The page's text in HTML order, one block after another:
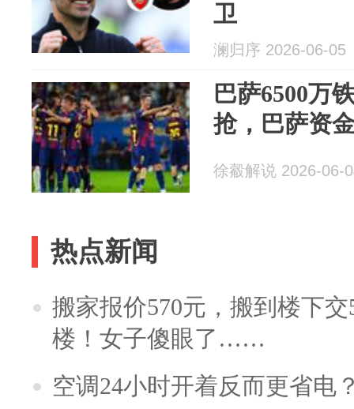
卫
澜归序 2026-06-05
巴萨6500万
抢，巴萨资
徐觳解说 2026-06-
热点新闻
搬家报价570元，搬到楼下
楼！女子傻眼了……
空调24小时开着反而更省电